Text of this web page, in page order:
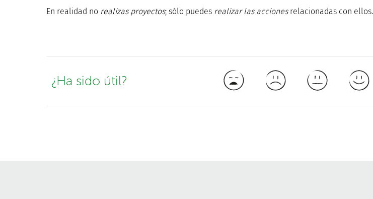
En realidad no realizas proyectos; sólo puedes realizar las accionesrelacionadas con ellos.
¿Ha sido útil?